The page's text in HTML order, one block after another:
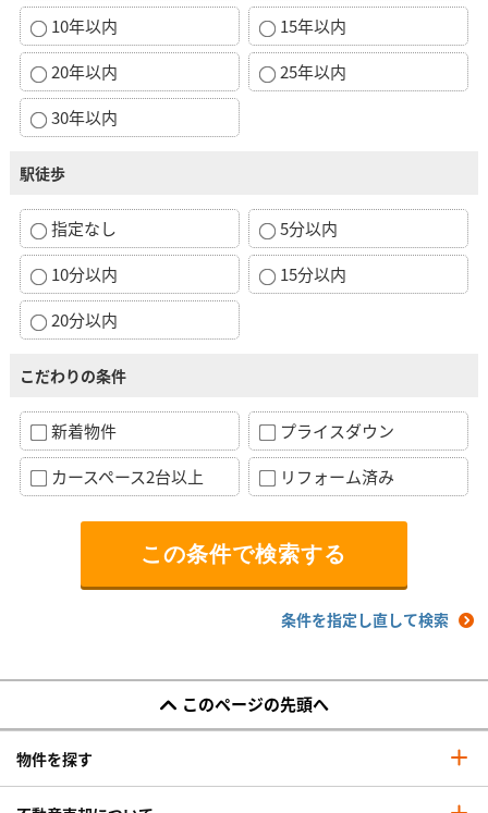
10年以内
15年以内
20年以内
25年以内
30年以内
駅徒歩
指定なし
5分以内
10分以内
15分以内
20分以内
こだわりの条件
新着物件
プライスダウン
カースペース2台以上
リフォーム済み
条件を指定し直して検索
このページの先頭へ
物件を探す